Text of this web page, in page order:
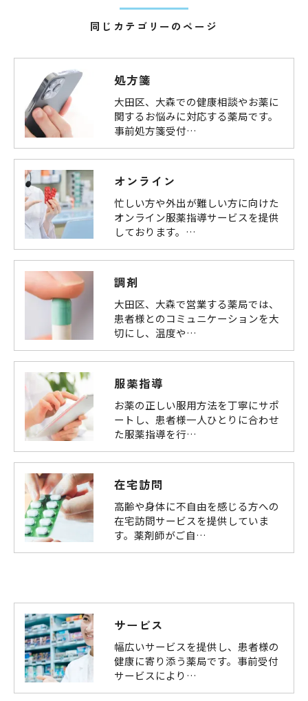
同じカテゴリーのページ
処方箋
大田区、大森での健康相談やお薬に
関するお悩みに対応する薬局です。
事前処方箋受付…
オンライン
忙しい方や外出が難しい方に向けた
オンライン服薬指導サービスを提供
しております。…
調剤
大田区、大森で営業する薬局では、
患者様とのコミュニケーションを大
切にし、温度や…
服薬指導
お薬の正しい服用方法を丁寧にサポ
ートし、患者様一人ひとりに合わせ
た服薬指導を行…
在宅訪問
高齢や身体に不自由を感じる方への
在宅訪問サービスを提供していま
す。薬剤師がご自…
サービス
幅広いサービスを提供し、患者様の
健康に寄り添う薬局です。事前受付
サービスにより…